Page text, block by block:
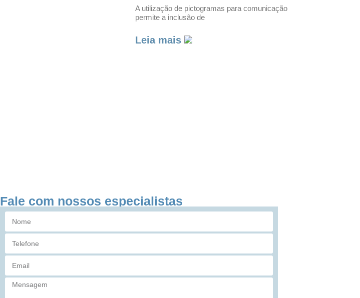
A utilização de pictogramas para comunicação
permite a inclusão de
Leia mais
Fale com nossos especialistas